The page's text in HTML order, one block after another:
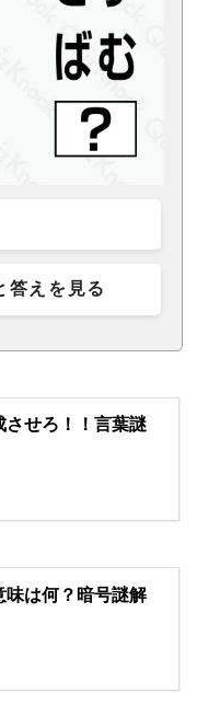
答えを見る
させろ！！言葉謎
味は何？暗号謎解